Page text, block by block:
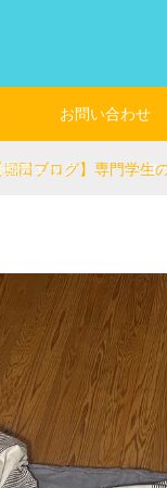
お問い合わせ
チェック コ
堀田ブログ】専門学生